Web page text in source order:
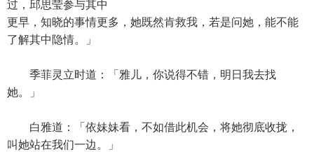
过，邱思莹参与其中
更早，知晓的事情更多，她既然肯救我，若是问她，能不能
了解其中隐情。」
季菲灵立时道：「雅儿，你说得不错，明日我去找
她。」
白雅道：「依妹妹看，不如借此机会，将她彻底收拢，
叫她站在我们一边。」